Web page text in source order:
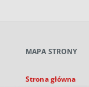
karcie
MAPA STRONY
Strona główna